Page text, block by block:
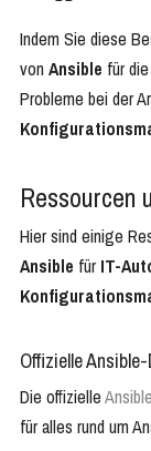
Indem Sie diese
von Ansible für die
Probleme bei der
Ressourcen
Hier sind einige
Ansible für IT-
Offizielle
Die offizielle
für alles rund um